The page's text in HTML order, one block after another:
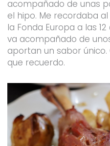
acompañado de unas
el hipo. Me recordaba
la Fonda Europa a las
va acompañado de
aportan un sabor
que recuerdo.